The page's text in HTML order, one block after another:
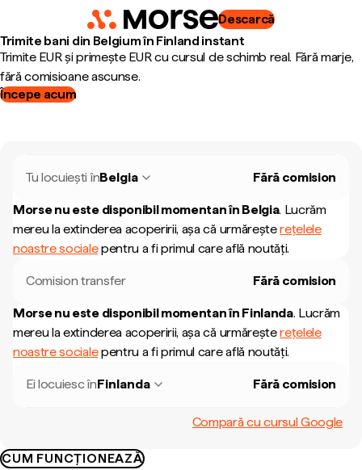
Descarcă
Trimite bani din Belgium în Finland instant
Trimite EUR și primește EUR cu cursul de schimb real. Fără marje,
fără comisioane ascunse.
Începe acum
Tu locuiești înBelgia Fără comision
Morse nu este disponibil momentan în Belgia. Lucrăm
mereu la extinderea acoperirii, așa că urmăreșterețelele
noastre socialepentru a fi primul care află noutăți.
Comision transfer Fără comision
Morse nu este disponibil momentan în Finlanda. Lucrăm
mereu la extinderea acoperirii, așa că urmăreșterețelele
noastre socialepentru a fi primul care află noutăți.
Ei locuiesc înFinlanda Fără comision
Compară cu cursul Google
CUM FUNCȚIONEAZĂ